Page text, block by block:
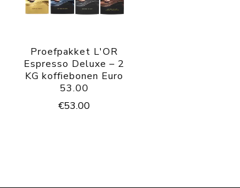
Proefpakket L'OR
Espresso Deluxe – 2
KG koffiebonen Euro
53.00
€53.00